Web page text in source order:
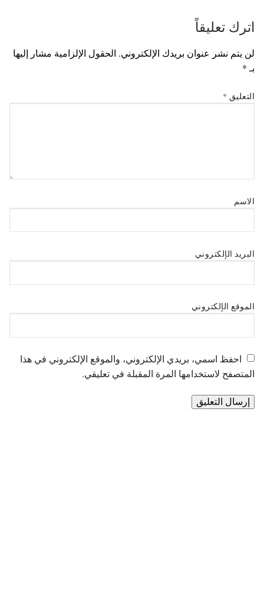
اترك تعليقاً
لن يتم نشر عنوان بريدك الإلكتروني. الحقول الإلزامية مشار إليها
بـ *
التعليق *
الاسم
البريد الإلكتروني
الموقع الإلكتروني
احفظ اسمي، بريدي الإلكتروني، والموقع الإلكتروني في هذا
المتصفح لاستخدامها المرة المقبلة في تعليقي.